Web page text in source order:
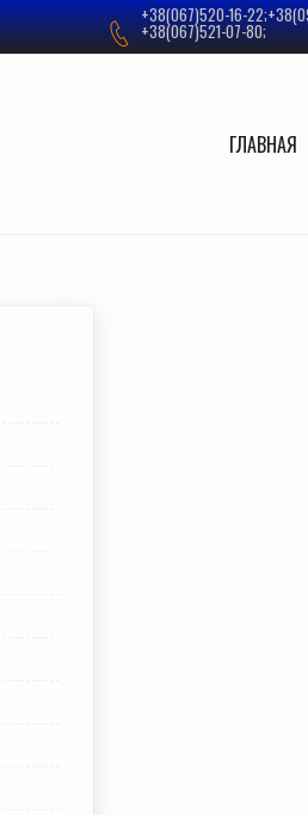
+38(067)520-16-
+38(067)521-07-80;
ГЛАВНАЯ